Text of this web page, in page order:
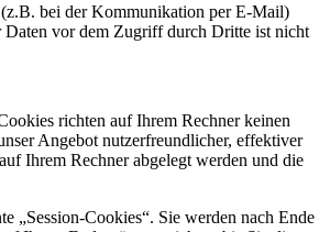
bei der Kommunikation per E-Mail)
Daten vor dem Zugriff durch Dritte ist nicht
richten auf Ihrem Rechner keinen
Angebot nutzerfreundlicher, effektiver
Ihrem Rechner abgelegt werden und die
„Session-Cookies“. Sie werden nach Ende